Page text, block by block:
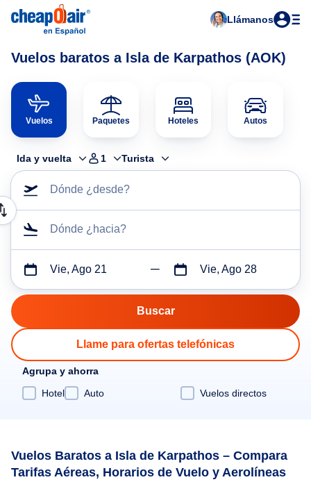
Llámanos
Vuelos baratos a Isla de Karpathos (AOK)
Vuelos Paquetes Hoteles Autos
Ida y vuelta 1 Turista
Dónde ¿desde?
Dónde ¿hacia?
Vie, Ago 21 Vie, Ago 28
Llame para ofertas telefónicas
Agrupa y ahorra
Hotel
Auto Vuelos directos
Vuelos Baratos a Isla de Karpathos – Compara
Tarifas Aéreas, Horarios de Vuelo y Aerolíneas